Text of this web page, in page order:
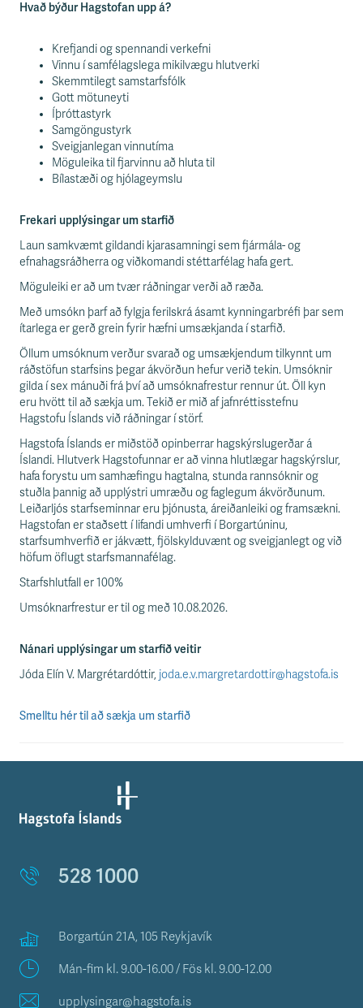
Hvað býður Hagstofan upp á?
Krefjandi og spennandi verkefni
Vinnu í samfélagslega mikilvægu hlutverki
Skemmtilegt samstarfsfólk
Gott mötuneyti
Íþróttastyrk
Samgöngustyrk
Sveigjanlegan vinnutíma
Möguleika til fjarvinnu að hluta til
Bílastæði og hjólageymslu
Frekari upplýsingar um starfið
Laun samkvæmt gildandi kjarasamningi sem fjármála- og
efnahagsráðherra og viðkomandi stéttarfélag hafa gert.
Möguleiki er að um tvær ráðningar verði að ræða.
Með umsókn þarf að fylgja ferilskrá ásamt kynningarbréfi þar sem
ítarlega er gerð grein fyrir hæfni umsækjanda í starfið.
Öllum umsóknum verður svarað og umsækjendum tilkynnt um
ráðstöfun starfsins þegar ákvörðun hefur verið tekin. Umsóknir
gilda í sex mánuði frá því að umsóknafrestur rennur út. Öll kyn
eru hvött til að sækja um. Tekið er mið af jafnréttisstefnu
Hagstofu Íslands við ráðningar í störf.
Hagstofa Íslands er miðstöð opinberrar hagskýrslugerðar á
Íslandi. Hlutverk Hagstofunnar er að vinna hlutlægar hagskýrslur,
hafa forystu um samhæfingu hagtalna, stunda rannsóknir og
stuðla þannig að upplýstri umræðu og faglegum ákvörðunum.
Leiðarljós starfseminnar eru þjónusta, áreiðanleiki og framsækni.
Hagstofan er staðsett í lifandi umhverfi í Borgartúninu,
starfsumhverfið er jákvætt, fjölskylduvænt og sveigjanlegt og við
höfum öflugt starfsmannafélag.
Starfshlutfall er 100%
Umsóknarfrestur er til og með 10.08.2026.
Nánari upplýsingar um starfið veitir
Jóda Elín V. Margrétardóttir, joda.e.v.margretardottir@hagstofa.is
Smelltu hér til að sækja um starfið
528 1000
Borgartún 21A, 105 Reykjavík
Mán-fim kl. 9.00-16.00 / Fös kl. 9.00-12.00
upplysingar@hagstofa.is